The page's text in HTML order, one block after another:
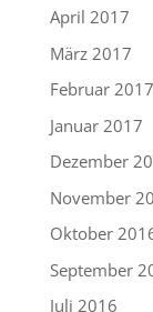
April 2017
März 2017
Februar 2017
Januar 2017
Dezember
November
Oktober
September
Juli 2016